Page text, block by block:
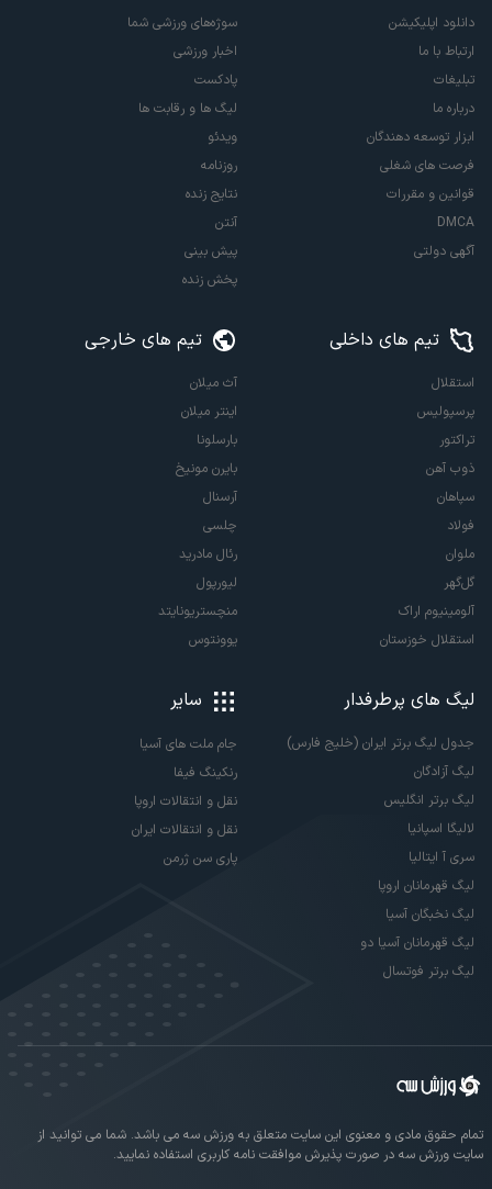
دانلود اپلیکیشن
ارتباط با ما
تبلیغات
درباره ما
ابزار توسعه دهندگان
فرصت های شغلی
قوانین و مقررات
DMCA
آگهی دولتی
سوژه‌های ورزشی شما
اخبار ورزشی
پادکست
لیگ ها و رقابت ها
ویدئو
روزنامه
نتایج زنده
آنتن
پیش بینی
پخش زنده
تیم های داخلی
استقلال
پرسپولیس
تراکتور
ذوب آهن
سپاهان
فولاد
ملوان
گل‌گهر
آلومینیوم اراک
استقلال خوزستان
تیم های خارجی
آث میلان
اینتر میلان
بارسلونا
بایرن مونیخ
آرسنال
چلسی
رئال مادرید
لیورپول
منچستریونایتد
یوونتوس
لیگ های پرطرفدار
جدول لیگ برتر ایران (خلیج فارس)
لیگ آزادگان
لیگ برتر انگلیس
لالیگا اسپانیا
سری آ ایتالیا
لیگ قهرمانان اروپا
لیگ نخبگان آسیا
لیگ قهرمانان آسیا دو
لیگ برتر فوتسال
سایر
جام ملت های آسیا
رنکینگ فیفا
نقل و انتقالات اروپا
نقل و انتقالات ایران
پاری سن ژرمن
تمام حقوق مادی و معنوی این سایت متعلق به ورزش سه می باشد. شما می توانید از
سایت ورزش سه در صورت پذیرش موافقت نامه کاربری استفاده نمایید.